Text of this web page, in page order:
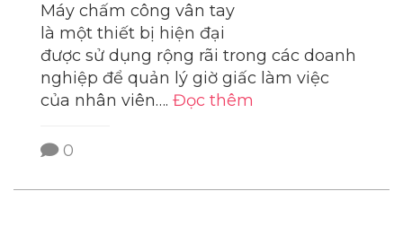
Máy chấm công vân tay
là một thiết bị hiện đại
được sử dụng rộng rãi trong các doanh
nghiệp để quản lý giờ giấc làm việc
của nhân viên…. Đọc thêm
0